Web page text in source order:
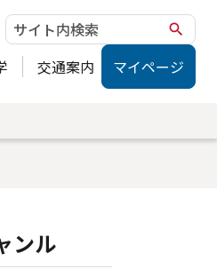
search
交通案内 マイページ
ンル